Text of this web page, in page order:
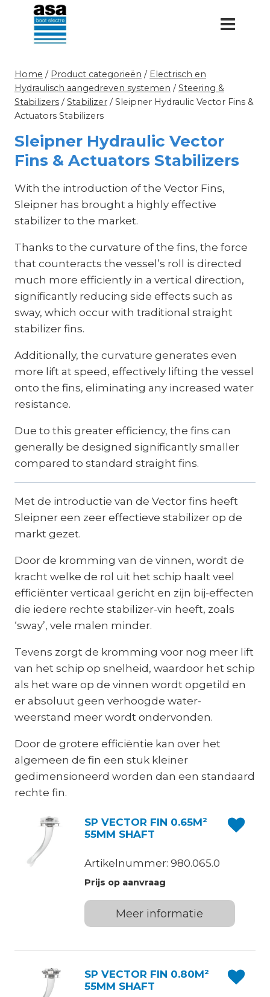
Doorgaan
inhoud
Home / Product categorieën / Electrisch en
Hydraulisch aangedreven systemen / Steering &
Stabilizers / Stabilizer / Sleipner Hydraulic Vector Fins &
Actuators Stabilizers
Sleipner Hydraulic Vector
Fins & Actuators Stabilizers
With the introduction of the Vector Fins,
Sleipner has brought a highly effective
stabilizer to the market.
Thanks to the curvature of the fins, the force
that counteracts the vessel’s roll is directed
much more efficiently in a vertical direction,
significantly reducing side effects such as
sway, which occur with traditional straight
stabilizer fins.
Additionally, the curvature generates even
more lift at speed, effectively lifting the vessel
onto the fins, eliminating any increased water
resistance.
Due to this greater efficiency, the fins can
generally be designed significantly smaller
compared to standard straight fins.
Met de introductie van de Vector fins heeft
Sleipner een zeer effectieve stabilizer op de
markt gezet.
Door de kromming van de vinnen, wordt de
kracht welke de rol uit het schip haalt veel
efficiënter verticaal gericht en zijn bij-effecten
die iedere rechte stabilizer-vin heeft, zoals
‘sway’, vele malen minder.
Tevens zorgt de kromming voor nog meer lift
van het schip op snelheid, waardoor het schip
als het ware op de vinnen wordt opgetild en
er absoluut geen verhoogde water-
weerstand meer wordt ondervonden.
Door de grotere efficiëntie kan over het
algemeen de fin een stuk kleiner
gedimensioneerd worden dan een standaard
rechte fin.
SP VECTOR FIN 0.65M²
55MM SHAFT
Artikelnummer: 980.065.0
Prijs op aanvraag
Meer informatie
SP VECTOR FIN 0.80M²
55MM SHAFT